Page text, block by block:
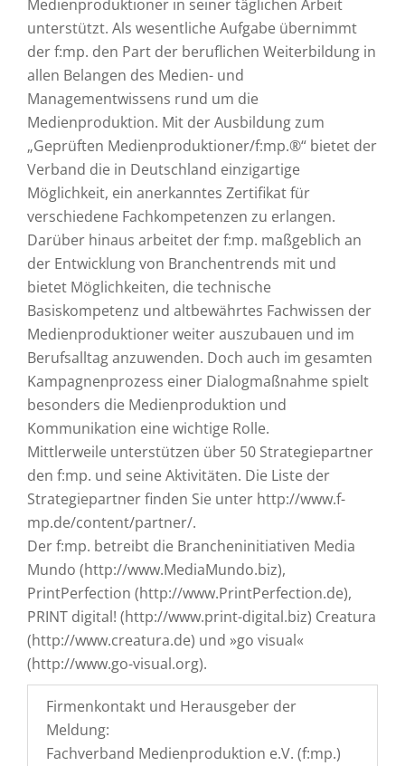
Medienproduktioner in seiner täglichen Arbeit
unterstützt. Als wesentliche Aufgabe übernimmt
der f:mp. den Part der beruflichen Weiterbildung in
allen Belangen des Medien- und
Managementwissens rund um die
Medienproduktion. Mit der Ausbildung zum
„Geprüften Medienproduktioner/f:mp.®“ bietet der
Verband die in Deutschland einzigartige
Möglichkeit, ein anerkanntes Zertifikat für
verschiedene Fachkompetenzen zu erlangen.
Darüber hinaus arbeitet der f:mp. maßgeblich an
der Entwicklung von Branchentrends mit und
bietet Möglichkeiten, die technische
Basiskompetenz und altbewährtes Fachwissen der
Medienproduktioner weiter auszubauen und im
Berufsalltag anzuwenden. Doch auch im gesamten
Kampagnenprozess einer Dialogmaßnahme spielt
besonders die Medienproduktion und
Kommunikation eine wichtige Rolle.
Mittlerweile unterstützen über 50 Strategiepartner
den f:mp. und seine Aktivitäten. Die Liste der
Strategiepartner finden Sie unter http://www.f-
mp.de/content/partner/.
Der f:mp. betreibt die Brancheninitiativen Media
Mundo (http://www.MediaMundo.biz),
PrintPerfection (http://www.PrintPerfection.de),
PRINT digital! (http://www.print-digital.biz) Creatura
(http://www.creatura.de) und »go visual«
(http://www.go-visual.org).
Firmenkontakt und Herausgeber der
Meldung:
Fachverband Medienproduktion e.V. (f:mp.)